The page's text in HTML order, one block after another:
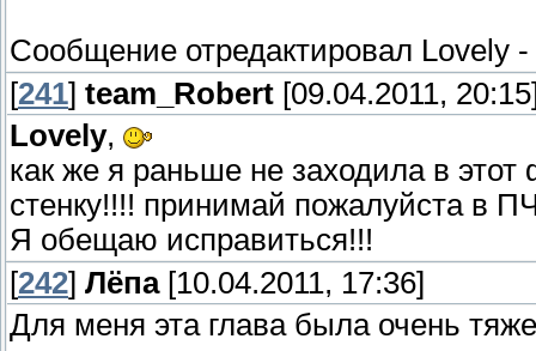
Сообщение отредактировал Lovely -
[241] team_Robert [09.04.2011,
Lovely,
как же я раньше не заходила в
стенку!!!! принимай пожалуйста в
Я обещаю исправиться!!!
[242] Лёпа[10.04.2011, 17:36]
Для меня эта глава была очень